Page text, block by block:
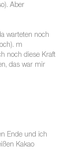
Aber
warteten noch
m
noch diese Kraft
das war mir
Ende und ich
Kakao